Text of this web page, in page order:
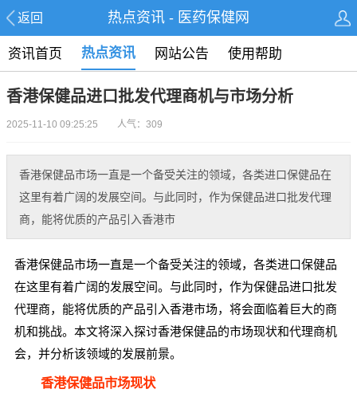
返回 热点资讯 - 医药保健网
资讯首页 热点资讯 网站公告 使用帮助
香港保健品进口批发代理商机与市场分析
2025-11-10 09:25:25 人气：309
香港保健品市场一直是一个备受关注的领域，各类进口保健品在
这里有着广阔的发展空间。与此同时，作为保健品进口批发代理
商，能将优质的产品引入香港市
香港保健品市场一直是一个备受关注的领域，各类进口保健品
在这里有着广阔的发展空间。与此同时，作为保健品进口批发
代理商，能将优质的产品引入香港市场，将会面临着巨大的商
机和挑战。本文将深入探讨香港保健品的市场现状和代理商机
会，并分析该领域的发展前景。
香港保健品市场现状